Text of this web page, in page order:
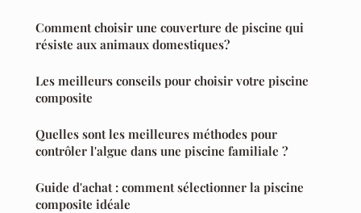
Comment choisir une couverture de piscine qui
résiste aux animaux domestiques?
Les meilleurs conseils pour choisir votre piscine
composite
Quelles sont les meilleures méthodes pour
contrôler l'algue dans une piscine familiale ?
Guide d'achat : comment sélectionner la piscine
composite idéale